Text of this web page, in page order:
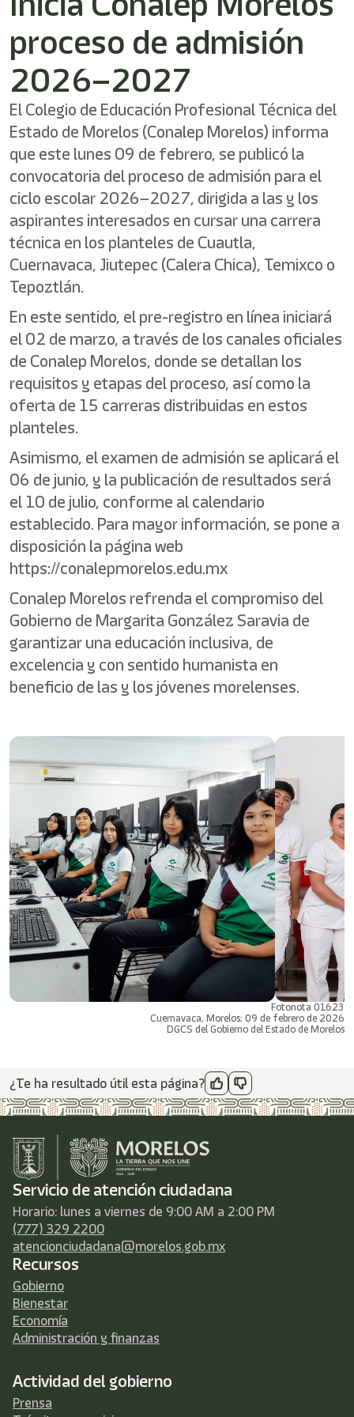
proceso de admisión
2026–2027
El Colegio de Educación Profesional Técnica del
Estado de Morelos (Conalep Morelos) informa
que este lunes 09 de febrero, se publicó la
convocatoria del proceso de admisión para el
ciclo escolar 2026–2027, dirigida a las y los
aspirantes interesados en cursar una carrera
técnica en los planteles de Cuautla,
Cuernavaca, Jiutepec (Calera Chica), Temixco o
Tepoztlán.
En este sentido, el pre-registro en línea iniciará
el 02 de marzo, a través de los canales oficiales
de Conalep Morelos, donde se detallan los
requisitos y etapas del proceso, así como la
oferta de 15 carreras distribuidas en estos
planteles.
Asimismo, el examen de admisión se aplicará el
06 de junio, y la publicación de resultados será
el 10 de julio, conforme al calendario
establecido. Para mayor información, se pone a
disposición la página web
https://conalepmorelos.edu.mx
Conalep Morelos refrenda el compromiso del
Gobierno de Margarita González Saravia de
garantizar una educación inclusiva, de
excelencia y con sentido humanista en
beneficio de las y los jóvenes morelenses.
Fotonota 01623
Cuernavaca, Morelos; 09 de febrero de 2026
DGCS del Gobierno del Estado de Morelos
¿Te ha resultado útil esta página?
Servicio de atención ciudadana
Horario: lunes a viernes de 9:00 AM a 2:00 PM
(777) 329 2200
atencionciudadana@morelos.gob.mx
Recursos
Gobierno
Bienestar
Economía
Administración y finanzas
Actividad del gobierno
Prensa